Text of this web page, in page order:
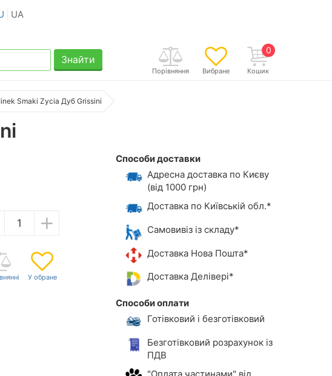
UA
0
Кошик
Вибране
Порівняння
Знайти
Smaki Zycia Дуб Grissini
+
Способи доставки
Адресна доставка по Києву
(від 1000 грн)
Доставка по Київській обл.*
Самовивіз із складу*
Доставка Нова Пошта*
Доставка Делівері*
Способи оплати
Готівковий і безготівковий
Безготівковий розрахунок із
ПДВ